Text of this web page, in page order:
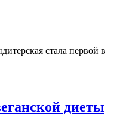
стала первой в
диеты